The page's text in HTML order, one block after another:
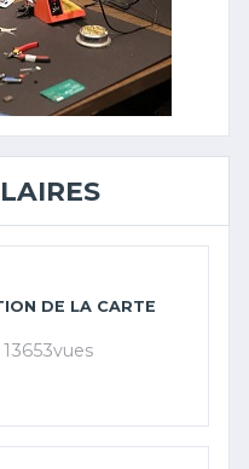
DE LA CARTE
13653vues